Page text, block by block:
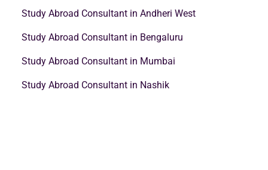
Study Abroad Consultant in Andheri West
Study Abroad Consultant in Bengaluru
Study Abroad Consultant in Mumbai
Study Abroad Consultant in Nashik